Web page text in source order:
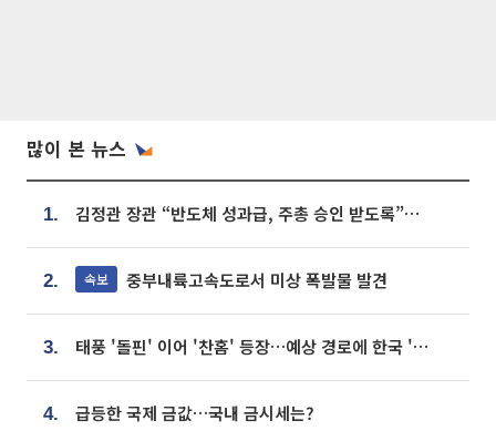
많이 본 뉴스
1. 김정관 장관 “반도체 성과급, 주총 승인 받도록”…상법·자본시장법 개정 시사
2. 속보 중부내륙고속도로서 미상 폭발물 발견
3. 태풍 '돌핀' 이어 '찬홈' 등장…예상 경로에 한국 '한숨'
4. 급등한 국제 금값…국내 금시세는?